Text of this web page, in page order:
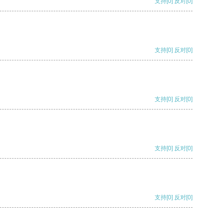
支持[0] 反对[0]
支持[0] 反对[0]
支持[0] 反对[0]
支持[0] 反对[0]